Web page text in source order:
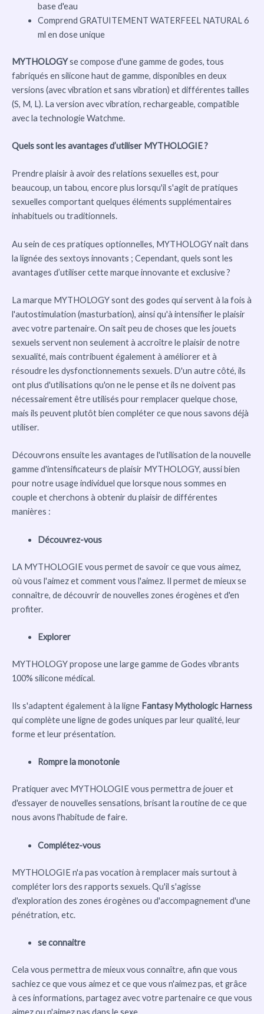
base d'eau
Comprend GRATUITEMENT WATERFEEL NATURAL 6
ml en dose unique
MYTHOLOGYse compose d'une gamme de godes, tous
fabriqués en silicone haut de gamme, disponibles en deux
versions (avec vibration et sans vibration) et différentes tailles
(S, M, L). La version avec vibration, rechargeable, compatible
avec la technologie Watchme.
Quels sont les avantages d’utiliser MYTHOLOGIE ?
Prendre plaisir à avoir des relations sexuelles est, pour
beaucoup, un tabou, encore plus lorsqu'il s'agit de pratiques
sexuelles comportant quelques éléments supplémentaires
inhabituels ou traditionnels.
Au sein de ces pratiques optionnelles, MYTHOLOGY naît dans
la lignée des sextoys innovants ; Cependant, quels sont les
avantages d’utiliser cette marque innovante et exclusive ?
La marque MYTHOLOGY sont des godes qui servent à la fois à
l'autostimulation (masturbation), ainsi qu'à intensifier le plaisir
avec votre partenaire. On sait peu de choses que les jouets
sexuels servent non seulement à accroître le plaisir de notre
sexualité, mais contribuent également à améliorer et à
résoudre les dysfonctionnements sexuels. D'un autre côté, ils
ont plus d'utilisations qu'on ne le pense et ils ne doivent pas
nécessairement être utilisés pour remplacer quelque chose,
mais ils peuvent plutôt bien compléter ce que nous savons déjà
utiliser.
Découvrons ensuite les avantages de l'utilisation de la nouvelle
gamme d'intensificateurs de plaisir MYTHOLOGY, aussi bien
pour notre usage individuel que lorsque nous sommes en
couple et cherchons à obtenir du plaisir de différentes
manières :
Découvrez-vous
LA MYTHOLOGIE vous permet de savoir ce que vous aimez,
où vous l'aimez et comment vous l'aimez. Il permet de mieux se
connaître, de découvrir de nouvelles zones érogènes et d'en
profiter.
Explorer
MYTHOLOGY propose une large gamme de Godes vibrants
100% silicone médical.
Ils s'adaptent également à la ligne Fantasy Mythologic Harness
qui complète une ligne de godes uniques par leur qualité, leur
forme et leur présentation.
Rompre la monotonie
Pratiquer avec MYTHOLOGIE vous permettra de jouer et
d'essayer de nouvelles sensations, brisant la routine de ce que
nous avons l'habitude de faire.
Complétez-vous
MYTHOLOGIE n'a pas vocation à remplacer mais surtout à
compléter lors des rapports sexuels. Qu'il s'agisse
d'exploration des zones érogènes ou d'accompagnement d'une
pénétration, etc.
se connaitre
Cela vous permettra de mieux vous connaître, afin que vous
sachiez ce que vous aimez et ce que vous n'aimez pas, et grâce
à ces informations, partagez avec votre partenaire ce que vous
aimez ou n'aimez pas dans le sexe.